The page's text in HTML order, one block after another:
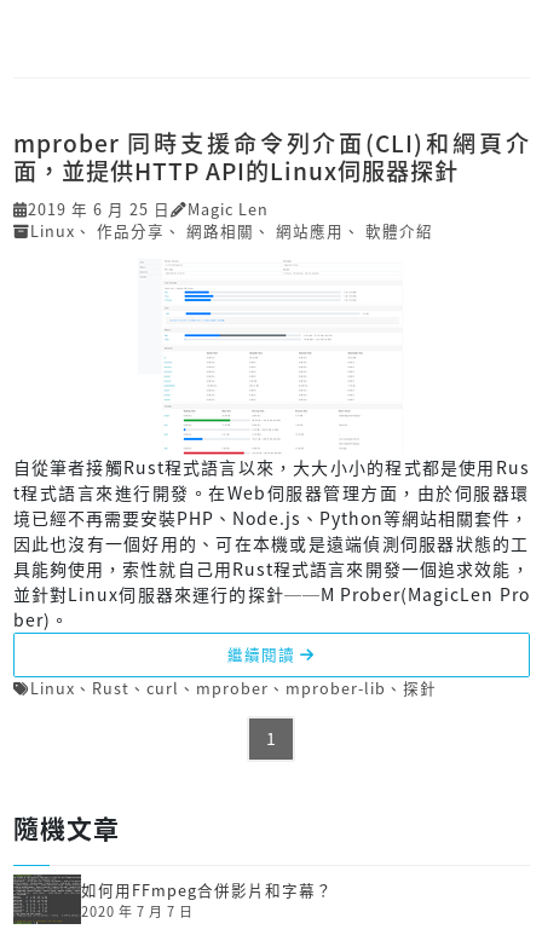
mprober 同時支援命令列介面(CLI)和網頁介
面，並提供HTTP API的Linux伺服器探針
2019 年 6 月 25 日
Magic Len
Linux 、 作品分享 、 網路相關 、 網站應用 、 軟體介紹
自從筆者接觸Rust程式語言以來，大大小小的程式都是使用Rus
t程式語言來進行開發。在Web伺服器管理方面，由於伺服器環
境已經不再需要安裝PHP、Node.js、Python等網站相關套件，
因此也沒有一個好用的、可在本機或是遠端偵測伺服器狀態的工
具能夠使用，索性就自己用Rust程式語言來開發一個追求效能，
並針對Linux伺服器來運行的探針──M Prober(MagicLen Pro
ber)。
繼續閱讀
Linux 、 Rust 、 curl 、 mprober 、 mprober-lib 、 探針
1
隨機文章
如何用FFmpeg合併影片和字幕？
2020 年 7 月 7 日